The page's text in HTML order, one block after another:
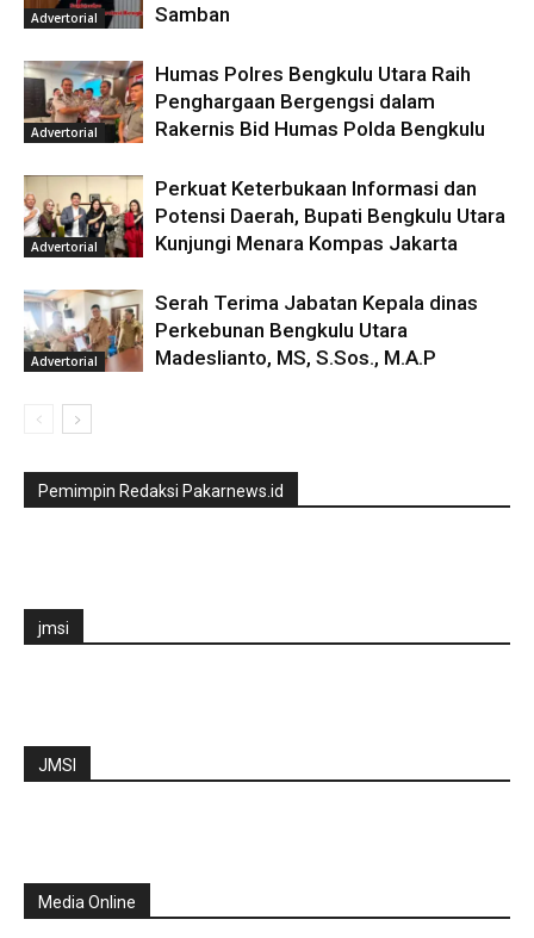
Advertorial
Samban
Advertorial
Humas Polres Bengkulu Utara Raih
Penghargaan Bergengsi dalam
Rakernis Bid Humas Polda Bengkulu
Advertorial
Perkuat Keterbukaan Informasi dan
Potensi Daerah, Bupati Bengkulu Utara
Kunjungi Menara Kompas Jakarta
Advertorial
Serah Terima Jabatan Kepala dinas
Perkebunan Bengkulu Utara
Madeslianto, MS, S.Sos., M.A.P
Pemimpin Redaksi Pakarnews.id
jmsi
JMSI
Media Online